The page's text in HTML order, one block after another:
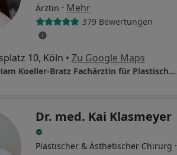
Ärztin · Mehr
379 Bewertungen
10, Köln • Zu Google Maps
Praxis Miriam Koeller-Bratz Fachärztin für Plastische- und Ästhetische Chirurgie
Dr. med. Kai Klasmeyer
Plastischer & Ästhetischer Chirurg ·